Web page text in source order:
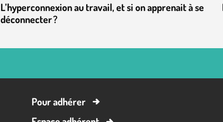
L’hyperconnexion au travail, et si on apprenait à se
déconnecter ?
Pour adhérer